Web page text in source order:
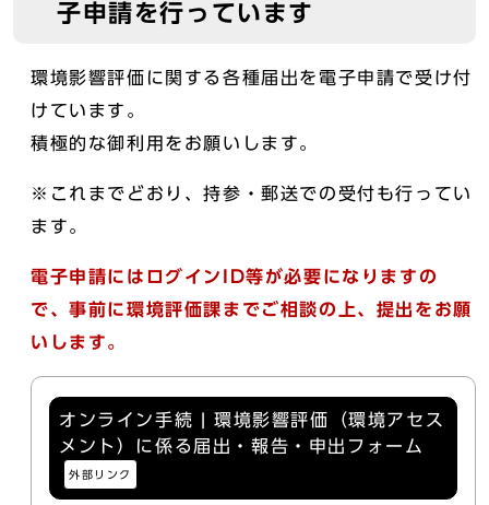
子申請を行っています
環境影響評価に関する各種届出を電子申請で受け付
けています。
積極的な御利用をお願いします。
※これまでどおり、持参・郵送での受付も行ってい
ます。
電子申請にはログインID等が必要になりますの
で、事前に環境評価課までご相談の上、提出をお願
いします。
オンライン手続 | 環境影響評価（環境アセス
メント）に係る届出・報告・申出フォーム
外部リンク